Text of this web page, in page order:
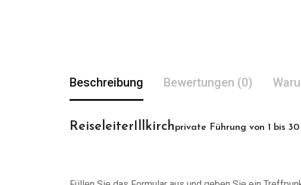
Beschreibung Bewertungen (0)
ReiseleiterIllkirchprivate Führung von 1 bis 30